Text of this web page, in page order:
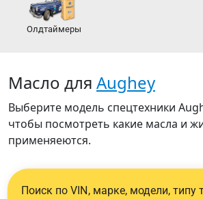
Олдтаймеры
Масло для Aughey
Выберите модель спецтехники
чтобы посмотреть какие масла и
применяеются.
Поиск по VIN, марке, модели, типу